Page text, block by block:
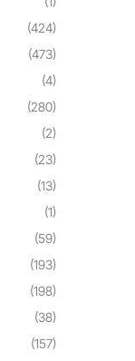
(424)
(473)
(4)
(280)
(2)
(23)
(13)
(1)
(59)
(193)
(198)
(38)
(157)